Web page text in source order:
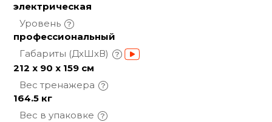
электрическая
Уровень
профессиональный
Габариты (ДхШхВ)
212 x 90 x 159 см
Вес тренажера
164.5 кг
Вес в упаковке